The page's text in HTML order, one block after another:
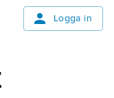
Logga in